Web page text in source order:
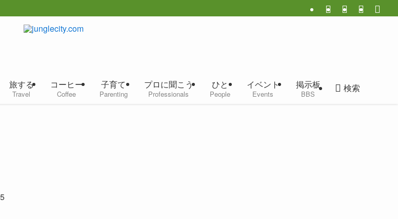
旅する
Travel
コーヒー
Coffee
子育て
Parenting
プロに聞こう
Professionals
ひと
People
イベント
Events
掲示板
BBS
検索